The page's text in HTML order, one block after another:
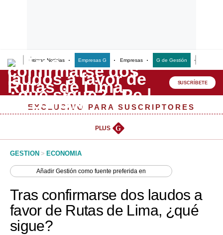
Últimas Noticias Empresas G Empresas G de Gestión
Lo último
Peru Quiosco
Management & Empleo
Perú
Política
SUSCRÍBETE
EXCLUSIVO PARA SUSCRIPTORES
PLUS G
GESTION > ECONOMIA
AñadirGestión como fuente preferida en
Tras confirmarse dos laudos a
favor de Rutas de Lima, ¿qué
sigue?